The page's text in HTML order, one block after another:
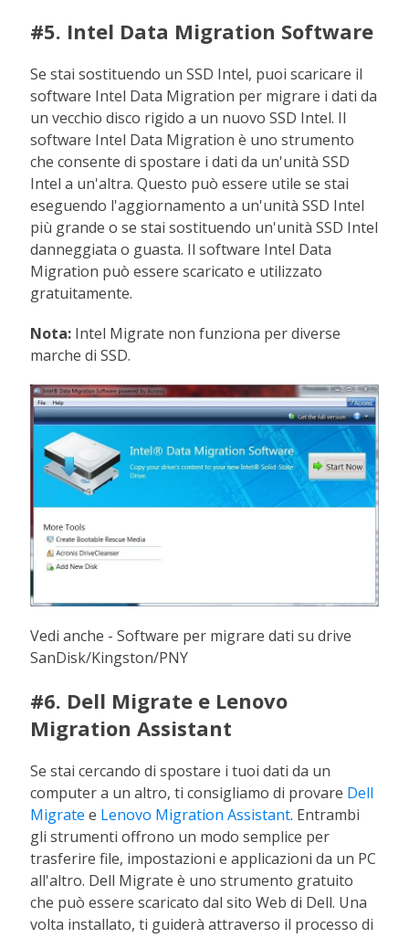
#5. Intel Data Migration Software
Se stai sostituendo un SSD Intel, puoi scaricare il
software Intel Data Migration per migrare i dati da
un vecchio disco rigido a un nuovo SSD Intel. Il
software Intel Data Migration è uno strumento
che consente di spostare i dati da un'unità SSD
Intel a un'altra. Questo può essere utile se stai
eseguendo l'aggiornamento a un'unità SSD Intel
più grande o se stai sostituendo un'unità SSD Intel
danneggiata o guasta. Il software Intel Data
Migration può essere scaricato e utilizzato
gratuitamente.
Nota: Intel Migrate non funziona per diverse
marche di SSD.
Vedi anche - Software per migrare dati su drive
SanDisk/Kingston/PNY
#6. Dell Migrate e Lenovo
Migration Assistant
Se stai cercando di spostare i tuoi dati da un
computer a un altro, ti consigliamo di provare Dell
Migrate e Lenovo Migration Assistant. Entrambi
gli strumenti offrono un modo semplice per
trasferire file, impostazioni e applicazioni da un PC
all'altro. Dell Migrate è uno strumento gratuito
che può essere scaricato dal sito Web di Dell. Una
volta installato, ti guiderà attraverso il processo di